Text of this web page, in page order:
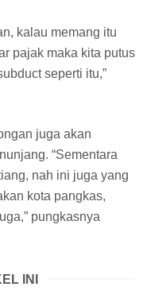
kalau memang itu
pajak maka kita putus
seperti itu,”
juga akan
“Sementara
nah ini juga yang
kota pangkas,
pungkasnya
INI